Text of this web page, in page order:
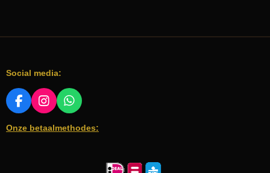
Social media:
F
C
I
S
W
A
Onze betaalmethodes: